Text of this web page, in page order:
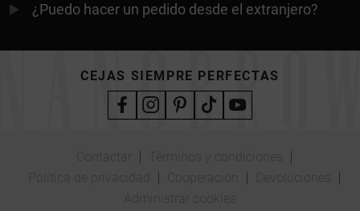
¿Puedo hacer un pedido desde el extranjero?
CEJAS SIEMPRE PERFECTAS